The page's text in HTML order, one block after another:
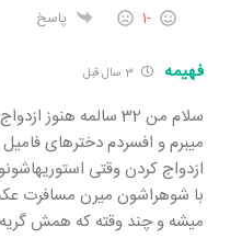
-1 پاسخ
فهیمه 3 سال قبل
سلام من 32 سالمه
میبرم و افسردم دخترهای
ازدواج کردن وقتی
با شوهراشون میرن مسافرت
میشه و چند وقته که همش